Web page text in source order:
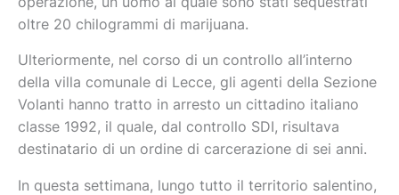
oltre 20 chilogrammi di marijuana.
Ulteriormente, nel corso di un controllo all’interno
della villa comunale di Lecce, gli agenti della Sezione
Volanti hanno tratto in arresto un cittadino italiano
classe 1992, il quale, dal controllo SDI, risultava
destinatario di un ordine di carcerazione di sei anni.
In questa settimana, lungo tutto il territorio salentino,